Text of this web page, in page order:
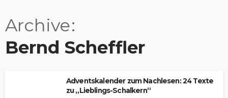
Archive
Bernd Scheffler
Adventskalender zum Nachlesen: 24 Texte
zu „Lieblings-Schalkern“